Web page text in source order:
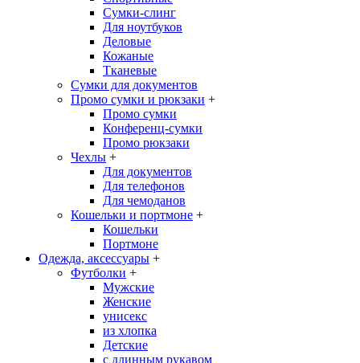
Сумки-слинг
Для ноутбуков
Деловые
Кожаные
Тканевые
Сумки для документов
Промо сумки и рюкзаки +
Промо сумки
Конференц-сумки
Промо рюкзаки
Чехлы +
Для документов
Для телефонов
Для чемоданов
Кошельки и портмоне +
Кошельки
Портмоне
Одежда, аксессуары +
Футболки +
Мужские
Женские
унисекс
из хлопка
Детские
с длинным рукавом